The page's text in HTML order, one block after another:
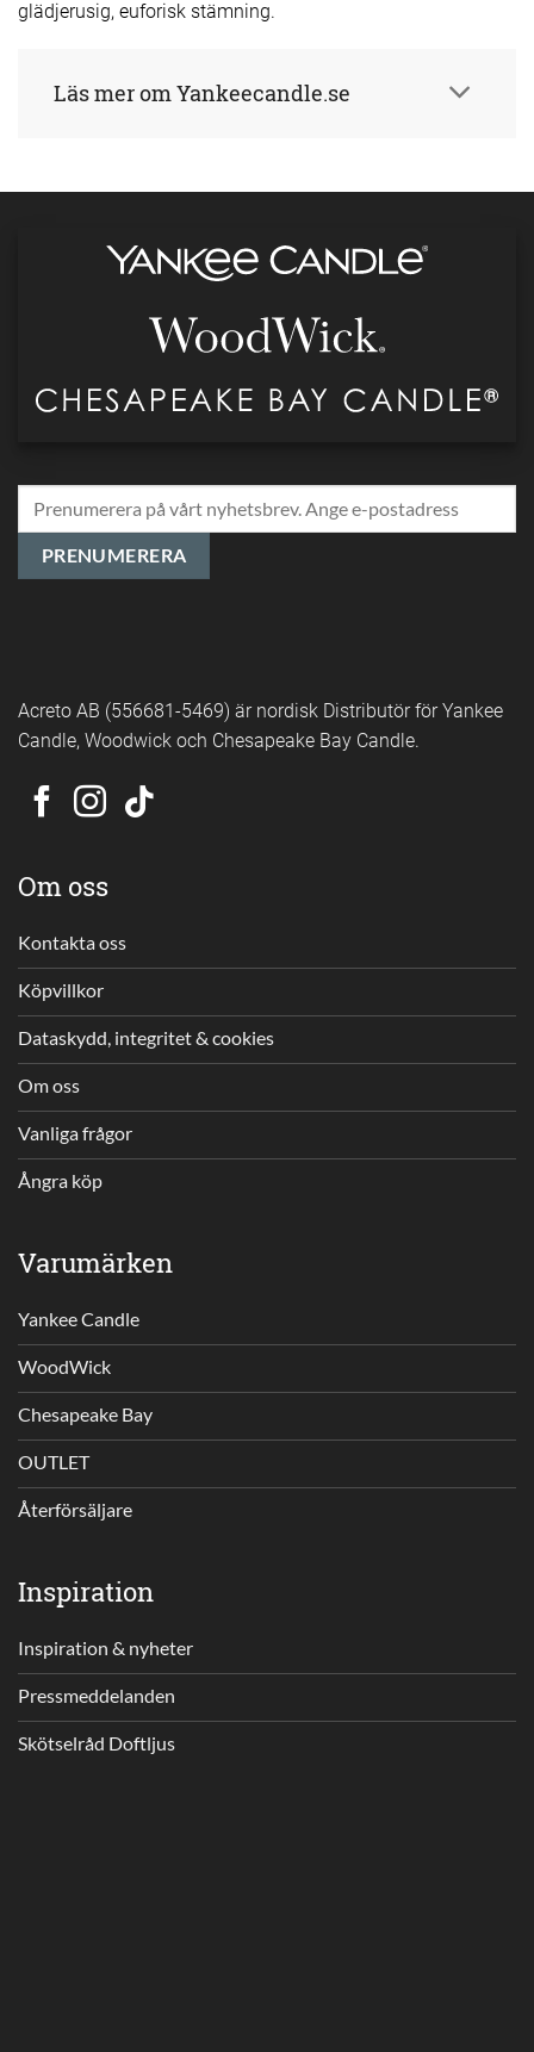
glädjerusig, euforisk stämning.
Läs mer om Yankeecandle.se
Acreto AB (556681-5469) är nordisk Distributör för Yankee
Candle, Woodwick och Chesapeake Bay Candle.
Om oss
Kontakta oss
Köpvillkor
Dataskydd, integritet & cookies
Om oss
Vanliga frågor
Ångra köp
Varumärken
Yankee Candle
WoodWick
Chesapeake Bay
OUTLET
Återförsäljare
Inspiration
Inspiration & nyheter
Pressmeddelanden
Skötselråd Doftljus